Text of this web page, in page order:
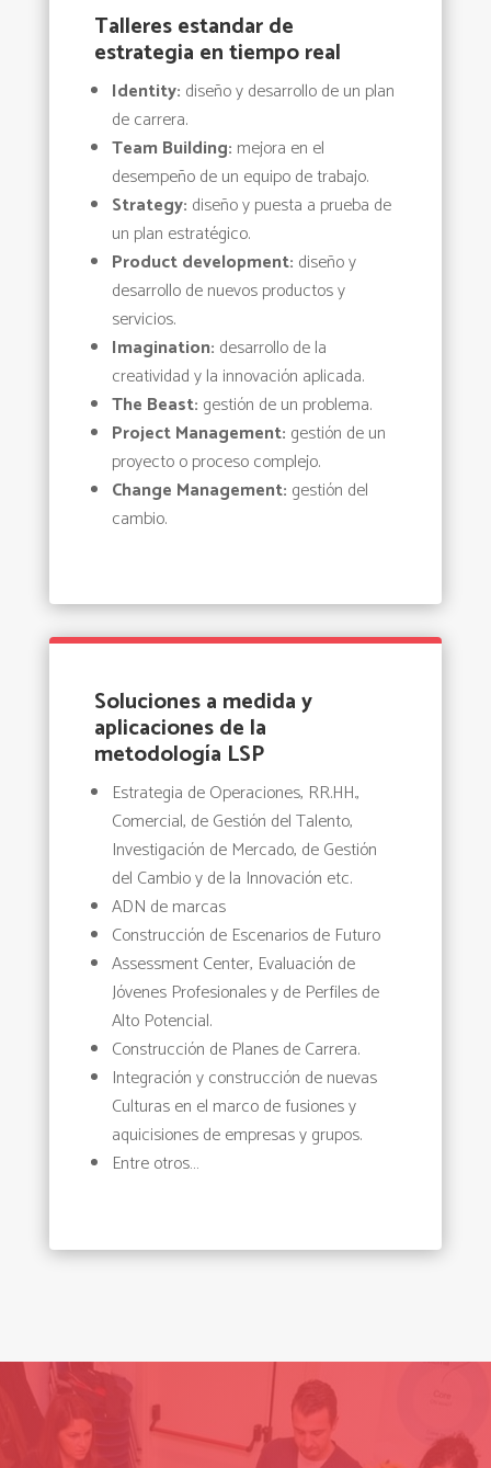
Talleres estandar de
estrategia en tiempo real
Identity: diseño y desarrollo de un plan
de carrera.
Team Building: mejora en el
desempeño de un equipo de trabajo.
Strategy: diseño y puesta a prueba de
un plan estratégico.
Product development: diseño y
desarrollo de nuevos productos y
servicios.
Imagination: desarrollo de la
creatividad y la innovación aplicada.
The Beast: gestión de un problema.
Project Management: gestión de un
proyecto o proceso complejo.
Change Management: gestión del
cambio.
Soluciones a medida y
aplicaciones de la
metodología LSP
Estrategia de Operaciones, RR.HH.,
Comercial, de Gestión del Talento,
Investigación de Mercado, de Gestión
del Cambio y de la Innovación etc.
ADN de marcas
Construcción de Escenarios de Futuro
Assessment Center, Evaluación de
Jóvenes Profesionales y de Perfiles de
Alto Potencial.
Construcción de Planes de Carrera.
Integración y construcción de nuevas
Culturas en el marco de fusiones y
aquicisiones de empresas y grupos.
Entre otros…